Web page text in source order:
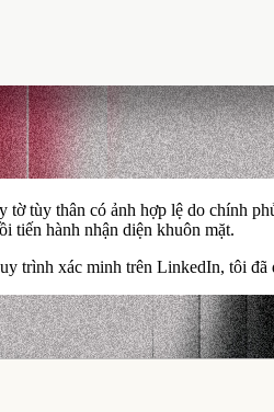
tờ tùy thân có ảnh hợp lệ do chính
tiến hành nhận diện khuôn mặt.
trình xác minh trên LinkedIn, tôi đã